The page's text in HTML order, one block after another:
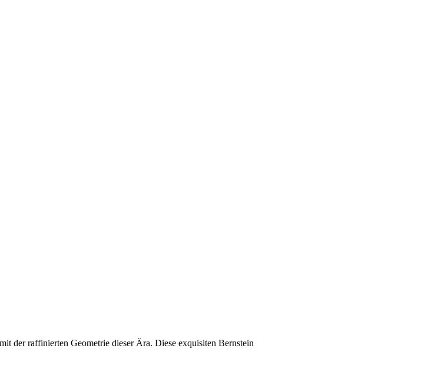
der raffinierten Geometrie dieser Ära. Diese exquisiten Bernstein